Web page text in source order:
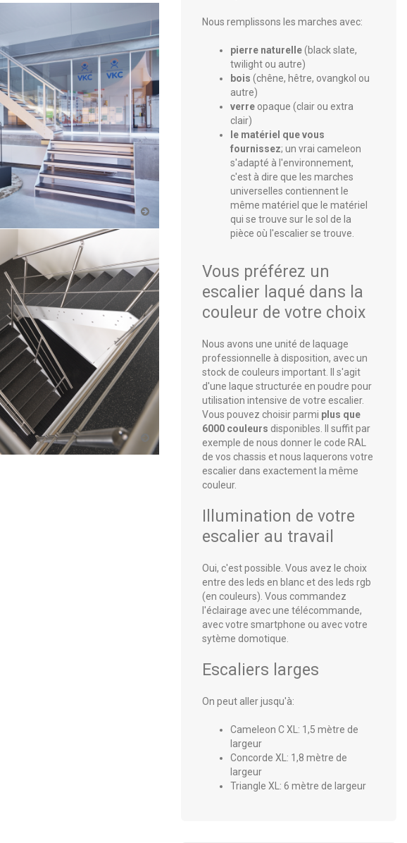
Nous remplissons les marches avec:
pierre naturelle(black slate,
twilight ou autre)
bois (chêne, hêtre, ovangkol ou
autre)
verre opaque (clair ou extra
clair)
le matériel que vous
fournissez; un vrai cameleon
s'adapté à l'environnement,
c'est à dire que les marches
universelles contiennent le
même matériel que le matériel
qui se trouve sur le sol de la
pièce où l'escalier se trouve.
Vous préférez un
escalier laqué dans la
couleur de votre choix
Nous avons une unité de laquage
professionnelle à disposition, avec un
stock de couleurs important. Il s'agit
d'une laque structurée en poudre pour
utilisation intensive de votre escalier.
Vous pouvez choisir parmi plus que
6000 couleurs disponibles. Il suffit par
exemple de nous donner le code RAL
de vos chassis et nous laquerons votre
escalier dans exactement la même
couleur.
Illumination de votre
escalier au travail
Oui, c'est possible. Vous avez le choix
entre des leds en blanc et des leds rgb
(en couleurs). Vous commandez
l'éclairage avec une télécommande,
avec votre smartphone ou avec votre
sytème domotique.
Escaliers larges
On peut aller jusqu'à:
Cameleon C XL: 1,5 mètre de
largeur
Concorde XL: 1,8 mètre de
largeur
Triangle XL: 6 mètre de largeur